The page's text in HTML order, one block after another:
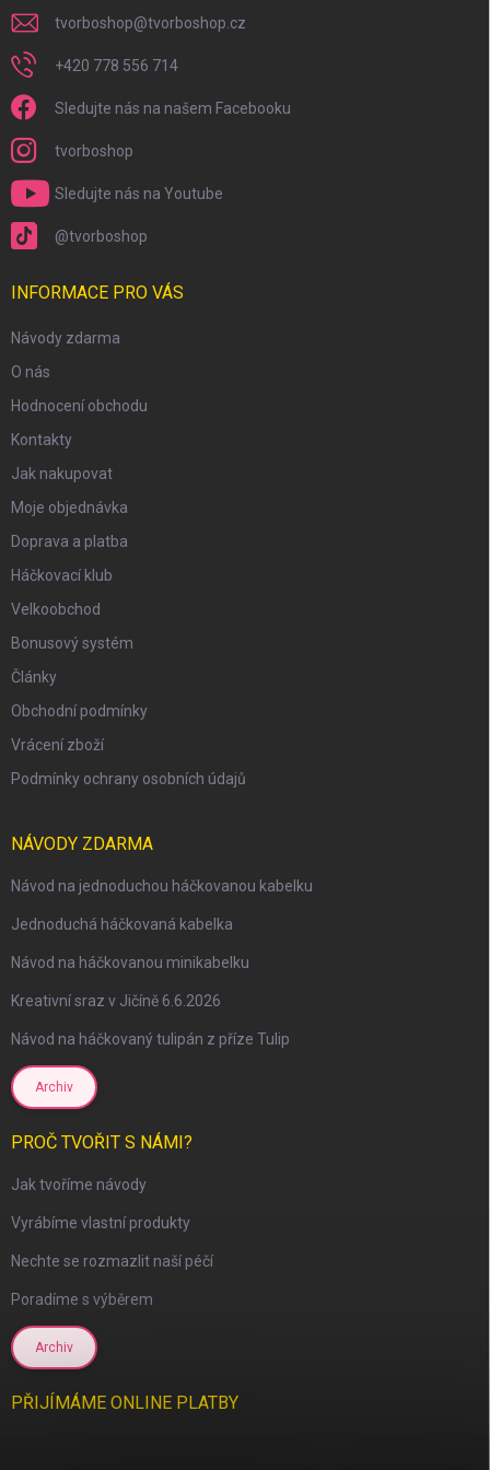
tvorboshop@tvorboshop.cz
+420 778 556 714
Sledujte nás na našem Facebooku
tvorboshop
Sledujte nás na Youtube
@tvorboshop
INFORMACE PRO VÁS
Návody zdarma
O nás
Hodnocení obchodu
Kontakty
Jak nakupovat
Moje objednávka
Doprava a platba
Háčkovací klub
Velkoobchod
Bonusový systém
Články
Obchodní podmínky
Vrácení zboží
Podmínky ochrany osobních údajů
NÁVODY ZDARMA
Návod na jednoduchou háčkovanou kabelku
Jednoduchá háčkovaná kabelka
Návod na háčkovanou minikabelku
Kreativní sraz v Jičíně 6.6.2026
Návod na háčkovaný tulipán z příze Tulip
Archiv
PROČ TVOŘIT S NÁMI?
Jak tvoříme návody
Vyrábíme vlastní produkty
Nechte se rozmazlit naší péčí
Poradíme s výběrem
Archiv
PŘIJÍMÁME ONLINE PLATBY